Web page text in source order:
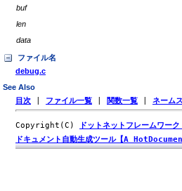
buf
len
data
ファイル名
debug.c
See Also
目次 ファイル一覧 関数一覧 ネーム
Copyright(C) ドットネットフレームワー
ドキュメント自動生成ツール【A